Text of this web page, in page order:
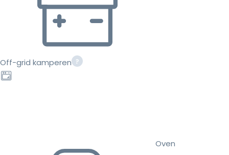
Off-grid kamperen
Oven